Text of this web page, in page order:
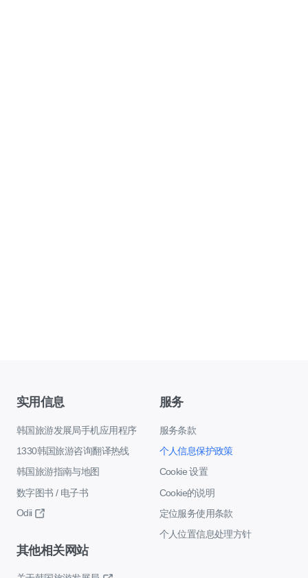
实用信息
韩国旅游发展局手机应用程序
1330韩国旅游咨询翻译热线
韩国旅游指南与地图
数字图书 / 电子书
Odii
服务
服务条款
个人信息保护政策
Cookie 设置
Cookie的说明
定位服务使用条款
个人位置信息处理方针
其他相关网站